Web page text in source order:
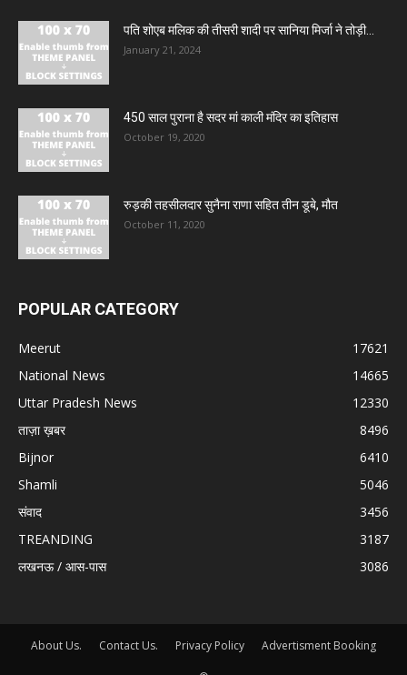
पति शोएब मलिक की तीसरी शादी पर सानिया मिर्जा ने तोड़ी...
January 21, 2024
450 साल पुराना है सदर मां काली मंदिर का इतिहास
October 19, 2020
रुड़की तहसीलदार सुनैना राणा सहित तीन डूबे, मौत
October 11, 2020
POPULAR CATEGORY
Meerut
17621
National News
14665
Uttar Pradesh News
12330
ताज़ा ख़बर
8496
Bijnor
6410
Shamli
5046
संवाद
3456
TREANDING
3187
लखनऊ / आस-पास
3086
About Us. Contact Us. Privacy Policy Advertisment Booking